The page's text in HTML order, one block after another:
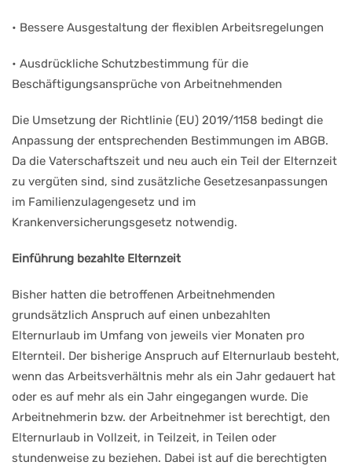
• Bessere Ausgestaltung der flexiblen Arbeitsregelungen
• Ausdrückliche Schutzbestimmung für die
Beschäftigungsansprüche von Arbeitnehmenden
Die Umsetzung der Richtlinie (EU) 2019/1158 bedingt die
Anpassung der entsprechenden Bestimmungen im ABGB.
Da die Vaterschaftszeit und neu auch ein Teil der Elternzeit
zu vergüten sind, sind zusätzliche Gesetzesanpassungen
im Familienzulagengesetz und im
Krankenversicherungsgesetz notwendig.
Einführung bezahlte Elternzeit
Bisher hatten die betroffenen Arbeitnehmenden
grundsätzlich Anspruch auf einen unbezahlten
Elternurlaub im Umfang von jeweils vier Monaten pro
Elternteil. Der bisherige Anspruch auf Elternurlaub besteht,
wenn das Arbeitsverhältnis mehr als ein Jahr gedauert hat
oder es auf mehr als ein Jahr eingegangen wurde. Die
Arbeitnehmerin bzw. der Arbeitnehmer ist berechtigt, den
Elternurlaub in Vollzeit, in Teilzeit, in Teilen oder
stundenweise zu beziehen. Dabei ist auf die berechtigten